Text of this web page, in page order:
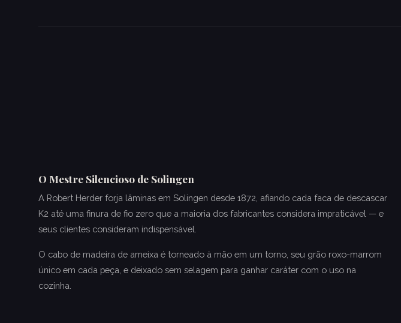
O Mestre Silencioso de Solingen
A Robert Herder forja lâminas em Solingen desde 1872, afiando cada faca de descascar
K2 até uma finura de fio zero que a maioria dos fabricantes considera impraticável — e
seus clientes consideram indispensável.
O cabo de madeira de ameixa é torneado à mão em um torno, seu grão roxo-marrom
único em cada peça, e deixado sem selagem para ganhar caráter com o uso na
cozinha.